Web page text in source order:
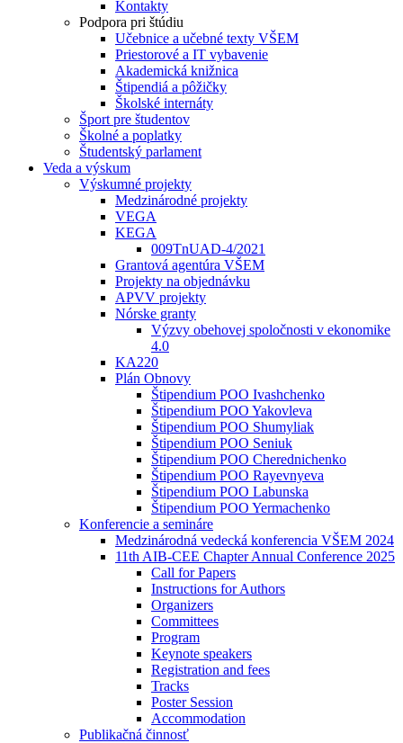
Kontakty
Podpora pri štúdiu
Učebnice a učebné texty VŠEM
Priestorové a IT vybavenie
Akademická knižnica
Štipendiá a pôžičky
Školské internáty
Šport pre študentov
Školné a poplatky
Študentský parlament
Veda a výskum
Výskumné projekty
Medzinárodné projekty
VEGA
KEGA
009TnUAD-4/2021
Grantová agentúra VŠEM
Projekty na objednávku
APVV projekty
Nórske granty
Výzvy obehovej spoločnosti v ekonomike
4.0
KA220
Plán Obnovy
Štipendium POO Ivashchenko
Štipendium POO Yakovleva
Štipendium POO Shumyliak
Štipendium POO Seniuk
Štipendium POO Cherednichenko
Štipendium POO Rayevnyeva
Štipendium POO Labunska
Štipendium POO Yermachenko
Konferencie a semináre
Medzinárodná vedecká konferencia VŠEM 2024
11th AIB-CEE Chapter Annual Conference 2025
Call for Papers
Instructions for Authors
Organizers
Committees
Program
Keynote speakers
Registration and fees
Tracks
Poster Session
Accommodation
Publikačná činnosť